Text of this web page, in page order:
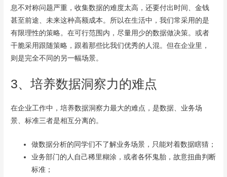
息不对称问题严重，收集数据的难度太高，还要付出时间、金钱
甚至前途、未来这种高额成本。所以在生活中，我们常采用的是
有限理性的策略。在可行范围内，尽量用少的数据做决策。或者
干脆采用跟随策略，跟着那些比我们优秀的人混。但在企业里，
则是完全不同的另一幅场景。
3、培养数据洞察力的难点
在企业工作中，培养数据洞察力最大的难点，是数据、业务场
景、标准三者是相互分离的。
做数据分析的同学们不了解业务场景，只能对着数据瞎猜；
业务部门的人自己稀里糊涂，或者各怀鬼胎，故意扭曲判断
标准；